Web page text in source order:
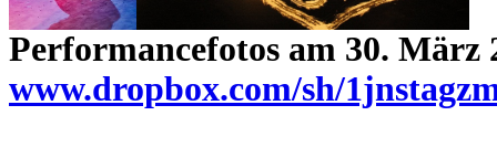
Performancefotos am 30. März
www.dropbox.com/sh/